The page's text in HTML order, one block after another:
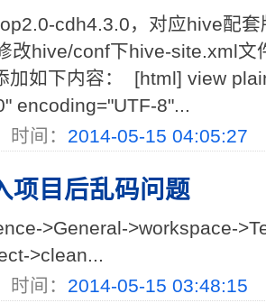
cdh4.3.0，对应hive配
hive/conf下hive-site.xml文
加如下内容： [html] view
encoding="UTF-8"...
时间： 2014-05-15 04:05:27
项目后乱码问题
>General->workspace-
>clean...
时间： 2014-05-15 03:48:15